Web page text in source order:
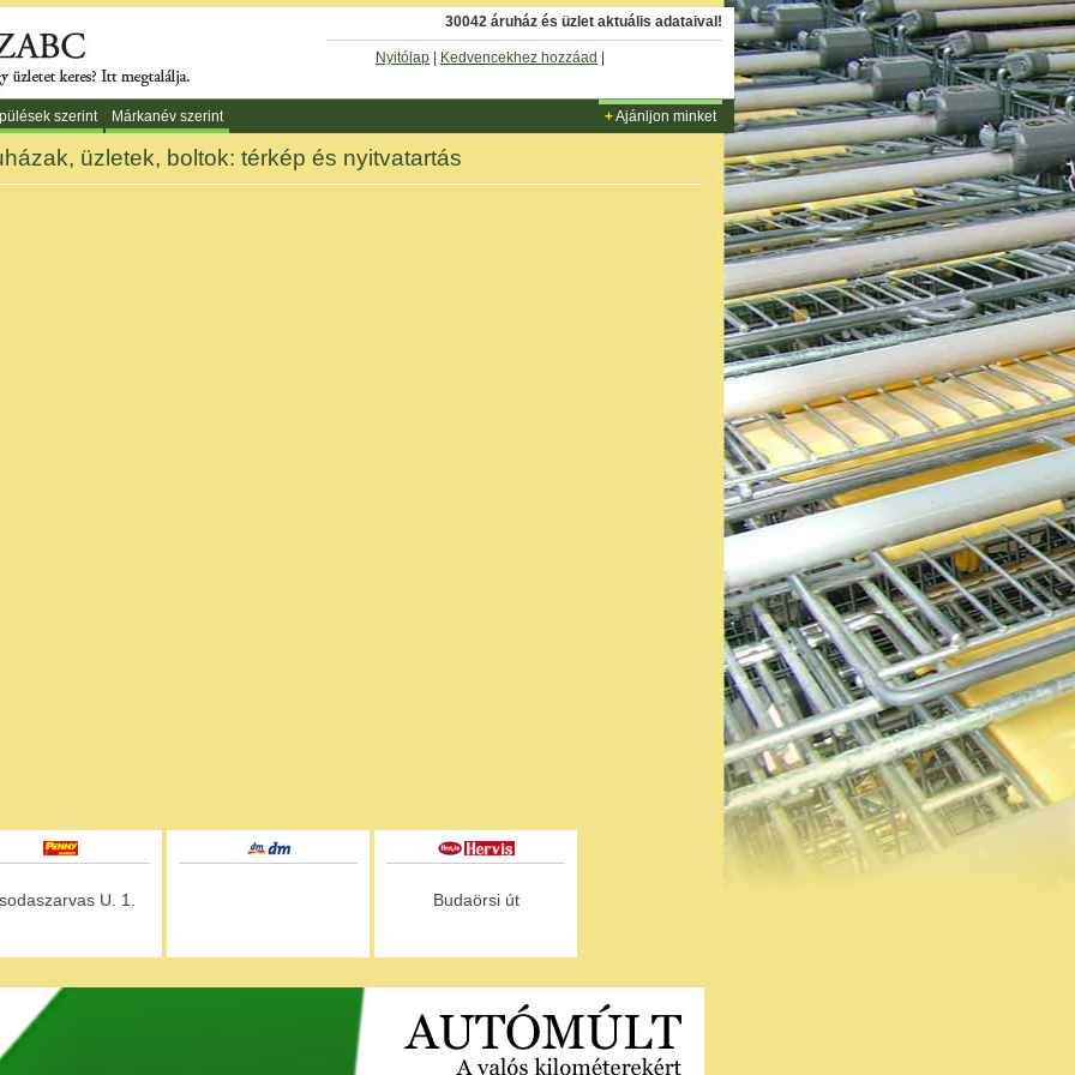
30042 áruház és üzlet aktuális adataival!
Nyitólap Kedvencekhez hozzáad
szerint Márkanév szerint +Ajánljon minket
üzletek, boltok: térkép és nyitvatartás
U. 1. Budaörsi út